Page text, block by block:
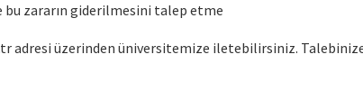
bu zararın giderilmesini talep etme
adresi üzerinden üniversitemize iletebilirsiniz.